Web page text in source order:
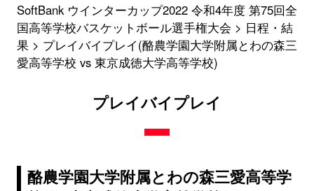
SoftBank ウインターカップ2022 令和4年度 第75回全
国高等学校バスケットボール選手権大会
日程・結
果
プレイバイプレイ(酪農学園大学附属とわの森三
愛高等学校 vs 東京成徳大学高等学校)
プレイバイプレイ
酪農学園大学附属とわの森三愛高等学